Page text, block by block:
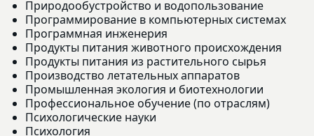
Природообустройство и водопользование
Программирование в компьютерных системах
Программная инженерия
Продукты питания животного происхождения
Продукты питания из растительного сырья
Производство летательных аппаратов
Промышленная экология и биотехнологии
Профессиональное обучение (по отраслям)
Психологические науки
Психология